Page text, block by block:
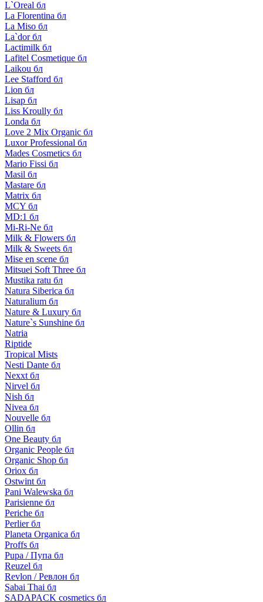
L`Oreal бл
La Florentina бл
La Miso бл
La`dor бл
Lactimilk бл
Lafitel Cosmetique бл
Laikou бл
Lee Stafford бл
Lion бл
Lisap бл
Liss Kroully бл
Londa бл
Love 2 Mix Organic бл
Luxor Professional бл
Mades Cosmetics бл
Mario Fissi бл
Masil бл
Mastare бл
Matrix бл
MCY бл
MD:1 бл
Mi-Ri-Ne бл
Milk & Flowers бл
Milk & Sweets бл
Mise en scene бл
Mitsuei Soft Three бл
Mustika ratu бл
Natura Siberica бл
Naturalium бл
Nature & Luxury бл
Nature`s Sunshine бл
Natria
Riptide
Tropical Mists
Nesti Dante бл
Nexxt бл
Nirvel бл
Nish бл
Nivea бл
Nouvelle бл
Ollin бл
One Beauty бл
Organic People бл
Organic Shop бл
Oriox бл
Ostwint бл
Pani Walewska бл
Parisienne бл
Periche бл
Perlier бл
Planeta Organica бл
Proffs бл
Pupa / Пупа бл
Reuzel бл
Revlon / Ревлон бл
Sabai Thai бл
SADAPACK cosmetics бл